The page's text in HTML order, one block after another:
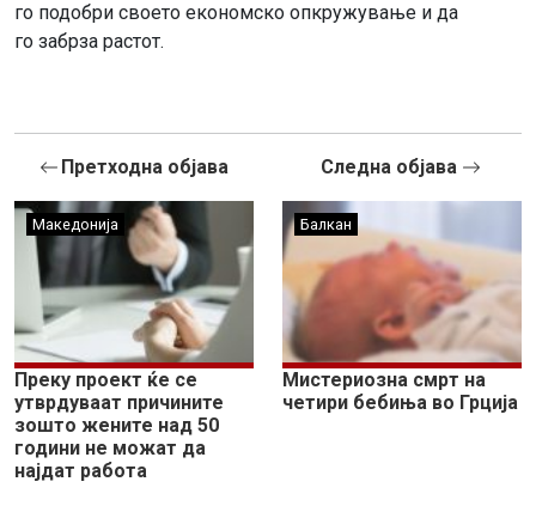
го подобри своето економско опкружување и да
го забрза растот.
Претходна објава
Македонија
Преку проект ќе се
утврдуваат причините
зошто жените над 50
години не можат да
најдат работа
Следна објава
Балкан
Mистериозна смрт на
четири бебиња во Грција